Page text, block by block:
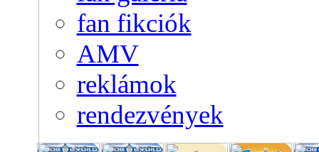
fan fikciók
AMV
reklámok
rendezvények